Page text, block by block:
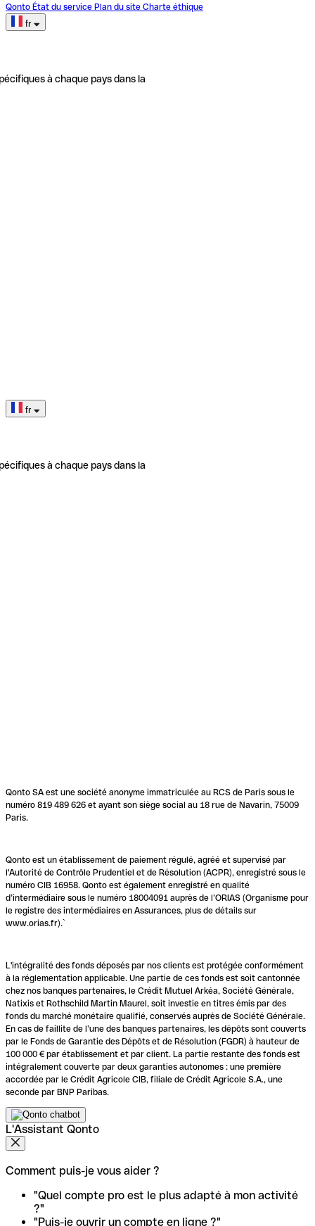
Qonto État du service Plan du site Charte éthique
fr
à chaque pays dans la
fr
à chaque pays dans la
Qonto SA est une société anonyme immatriculée au RCS de Paris sous le
numéro 819 489 626 et ayant son siège social au 18 rue de Navarin, 75009
Paris.
Qonto est un établissement de paiement régulé, agréé et supervisé par
l'Autorité de Contrôle Prudentiel et de Résolution (ACPR), enregistré sous le
numéro CIB 16958. Qonto est également enregistré en qualité
d’intermédiaire sous le numéro 18004091 auprès de l’ORIAS (Organisme pour
le registre des intermédiaires en Assurances, plus de détails sur
www.orias.fr).`
L'intégralité des fonds déposés par nos clients est protégée conformément
à la réglementation applicable. Une partie de ces fonds est soit cantonnée
chez nos banques partenaires, le Crédit Mutuel Arkéa, Société Générale,
Natixis et Rothschild Martin Maurel, soit investie en titres émis par des
fonds du marché monétaire qualifié, conservés auprès de Société Générale.
En cas de faillite de l’une des banques partenaires, les dépôts sont couverts
par le Fonds de Garantie des Dépôts et de Résolution (FGDR) à hauteur de
100 000 € par établissement et par client. La partie restante des fonds est
intégralement couverte par deux garanties autonomes : une première
accordée par le Crédit Agricole CIB, filiale de Crédit Agricole S.A., une
seconde par BNP Paribas.
L'Assistant Qonto
Comment puis-je vous aider ?
"Quel compte pro est le plus adapté à mon activité
?"
"Puis-je ouvrir un compte en ligne ?"